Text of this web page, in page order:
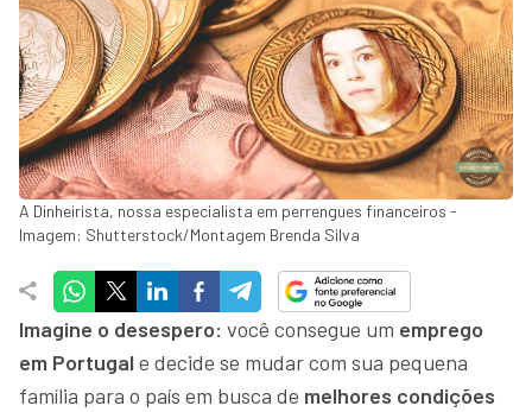
A Dinheirista, nossa especialista em perrengues financeiros -
Imagem: Shutterstock/Montagem Brenda Silva
Imagine o desespero: você consegue um emprego
em Portugal e decide se mudar com sua pequena
família para o país em busca de melhores condições